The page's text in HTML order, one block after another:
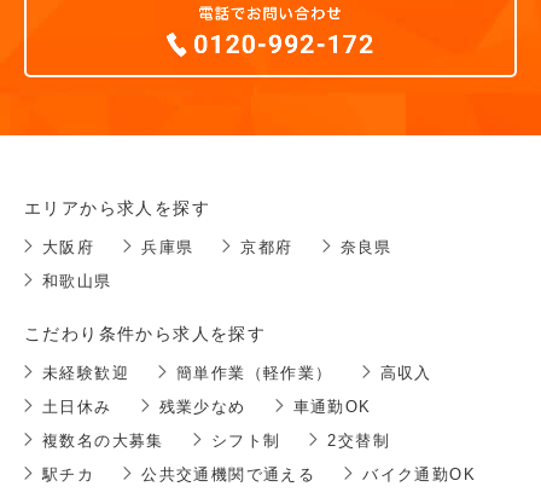
エリアから求人を探す
大阪府 兵庫県 京都府
奈良県
和歌山県
こだわり条件から求人を探す
未経験歓迎 簡単作業（軽作業）
高収入
土日休み
残業少なめ
車通勤OK
複数名の大募集
シフト制
2交替制
駅チカ
公共交通機関で通える
バイク通勤OK